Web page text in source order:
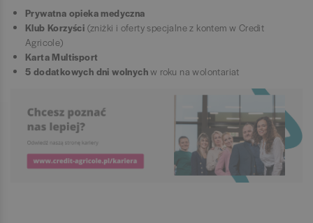
Prywatna opieka medyczna
Klub Korzyści (zniżki i oferty specjalne z kontem w Credit
Agricole)
Karta Multisport
5 dodatkowych dni wolnychw roku na wolontariat